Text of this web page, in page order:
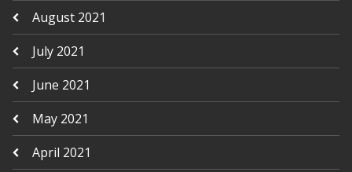
August 2021
July 2021
June 2021
May 2021
April 2021